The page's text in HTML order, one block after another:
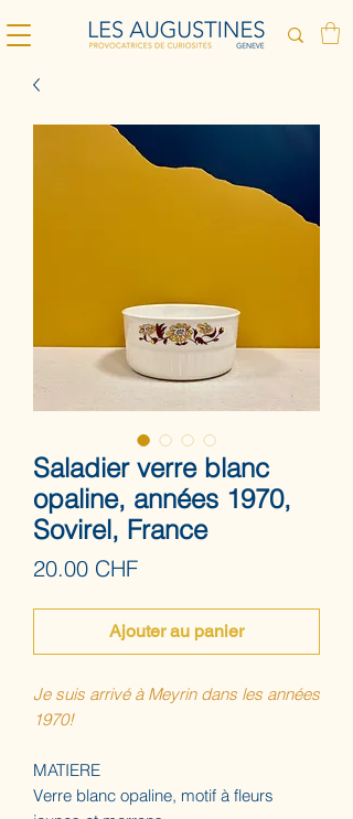
Saladier verre blanc
opaline, années 1970,
Sovirel, France
20.00 CHFPrix
Ajouter au panier
Je suis arrivé à Meyrin dans les années
1970!
MATIERE
Verre blanc opaline, motif à fleurs